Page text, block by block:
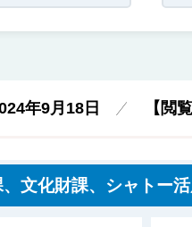
年9月18日 【閲
文化財課、シャトー